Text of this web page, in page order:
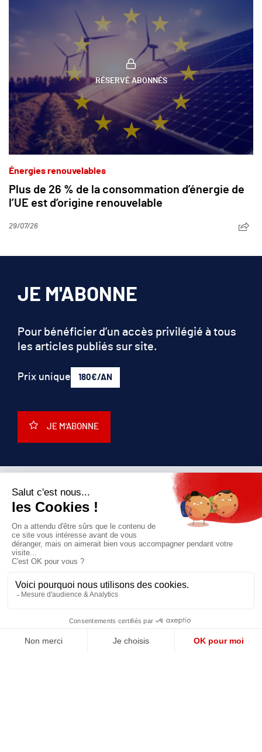
RÉSERVÉ ABONNÉS
Énergies renouvelables
Plus de 26 % de la consommation d’énergie de
l’UE est d’origine renouvelable
29/07/26
QUI SOMMES-NOUS?
MENTIONS LÉGALES
POLITIQUE DE CONFIDENTIALITÉ
Suivez toutes nos actualités !
JE M'ABONNE
Pour bénéficier d’un accès privilégié à tous
les articles publiés sur site.
Prix unique 180€/AN
JE M'ABONNE